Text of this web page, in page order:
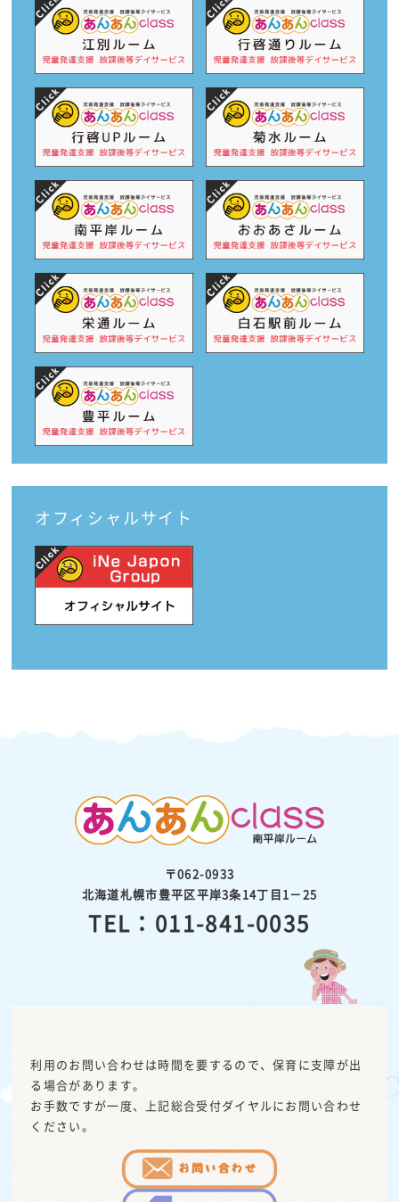
オフィシャルサイト
〒062-0933
北海道札幌市豊平区平岸3条14丁目1－25
TEL：011-841-0035
利用のお問い合わせは時間を要するので、保育に支障が出
る場合があります。
お手数ですが一度、上記総合受付ダイヤルにお問い合わせ
ください。